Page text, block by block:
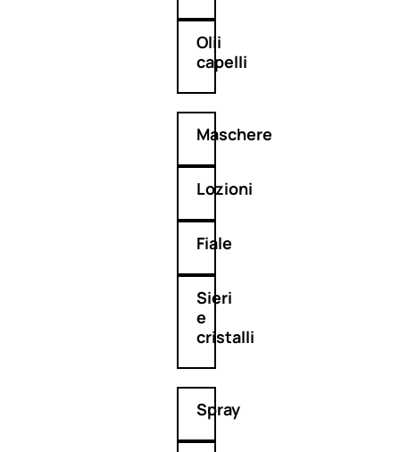
Olii
capelli
Maschere
Lozioni
Fiale
Sieri
e
cristalli
Spray